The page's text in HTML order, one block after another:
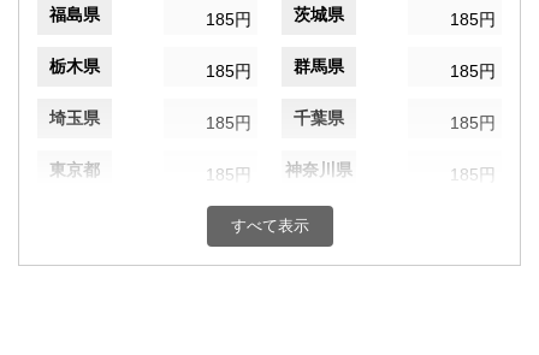
福島県 185円 茨城県 185円
栃木県 185円 群馬県 185円
埼玉県 185円 千葉県 185円
東京都 185円 神奈川県 185円
185円 富山県
すべて表示